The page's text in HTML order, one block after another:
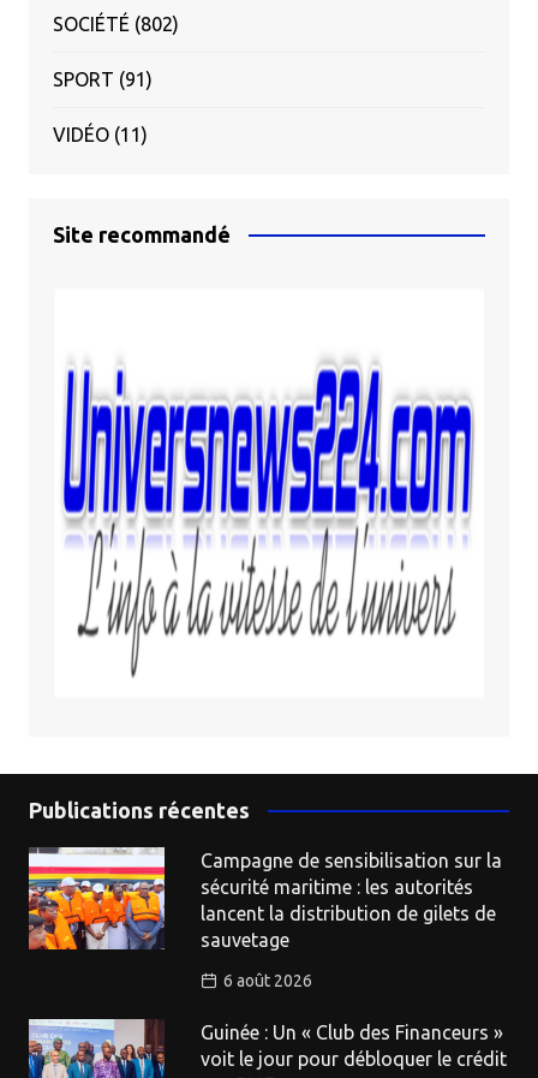
SOCIÉTÉ (802)
SPORT (91)
VIDÉO(11)
Site recommandé
Publications récentes
Campagne de sensibilisation sur la
sécurité maritime : les autorités
lancent la distribution de gilets de
sauvetage
6 août 2026
Guinée : Un « Club des Financeurs »
voit le jour pour débloquer le crédit